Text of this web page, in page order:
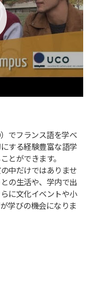
でフランス語を学べ
する経験豊富な語学
とができます。
中だけではありませ
の生活や、学内で出
に文化イベントや小
学びの機会になりま